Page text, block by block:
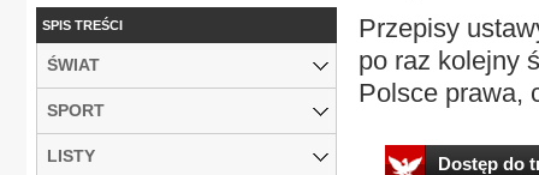
Przepisy
po raz kolejny
Polsce prawa,
Dostęp do
SPIS TREŚCI
ŚWIAT
SPORT
LISTY